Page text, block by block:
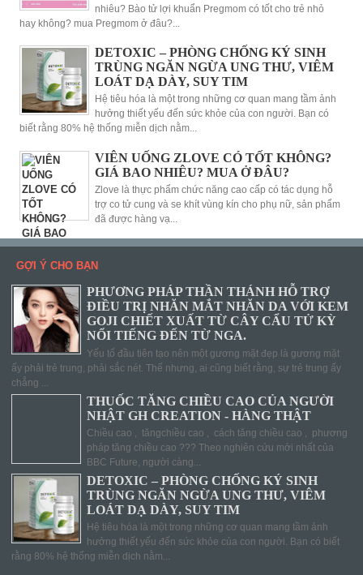
nhiêu? Bào tử lợi khuẩn Pregmom có tốt cho trẻ nhỏ
hay không? mua Pregmom ở đâu?...
DETOXIC – PHÒNG CHỐNG KÝ SINH
TRÙNG NGĂN NGỪA UNG THƯ, VIÊM
LOÁT DẠ DÀY, SUY TIM
Hệ tiêu hóa là một trong những cơ quan mang tầm ảnh
hưởng thiết yếu đến sức khỏe của con người. Bạn có
biết rằng 80% hệ thống miễn dịch nằm...
VIÊN UỐNG ZLOVE CÓ TỐT KHÔNG?
GIÁ BAO NHIÊU? MUA Ở ĐÂU?
Zlove là thực phẩm chức năng cao cấp có tác dụng hỗ
trợ co tử cung và se khít vùng kín cho phụ nữ, sản phẩm
đã được hàng vạ...
GỢI Ý CHO BẠN
PHƯƠNG PHÁP THẦN THÁNH HỖ TRỢ
ĐIỀU TRỊ NHĂN MẮT NHĂN DA VỚI KEM
GOJI CHIẾT XUẤT TỪ CÂY CẨU TỬ KỲ
NỔI TIẾNG ĐẾN TỪ NGA.
Yếu tố đầu tiên tạo nên một gương mặt đẹp là gương mặt
ấy phải trẻ trung, phải sắc nét. Thế nhưng, ai cũng biết rằng, sự trẻ trung ấy
chẳng ...
THUỐC TĂNG CHIỀU CAO CỦA NGƯỜI
NHẬT GH CREATION - HÀNG THẬT
Chiều cao , tăngchiều cao , cách tăng chiều cao , phương
pháp tăng chiều cao ??? Theo nghiên cứu mới nhất của
BBC Future, người càng...
DETOXIC – PHÒNG CHỐNG KÝ SINH
TRÙNG NGĂN NGỪA UNG THƯ, VIÊM
LOÁT DẠ DÀY, SUY TIM
Hệ tiêu hóa là một trong những cơ quan mang tầm ảnh
hưởng thiết yếu đến sức khỏe của con người. Bạn có biết
rằng 80% hệ thống miễn dịch nằm...